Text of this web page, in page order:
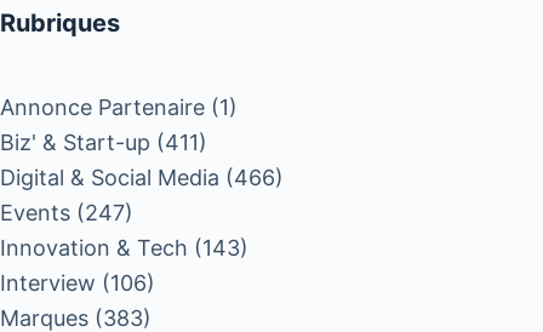
Rubriques
Annonce Partenaire (1)
Biz' & Start-up (411)
Digital & Social Media (466)
Events (247)
Innovation & Tech (143)
Interview (106)
Marques (383)